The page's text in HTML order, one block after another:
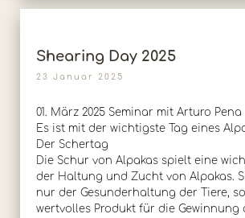
Shearing Day 2025
23 Januar 2025
01. März 2025 Seminar mit Arturo Pena
Es ist mit der wichtigste Tag eines
Der Schertag
Die Schur von Alpakas spielt eine
der Haltung und Zucht von Alpakas.
nur der Gesunderhaltung der Tiere,
wertvolles Produkt für die Gewinnung